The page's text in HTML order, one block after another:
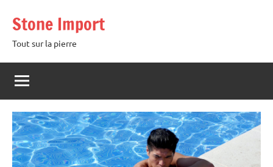
contenu
Stone Import
Tout sur la pierre